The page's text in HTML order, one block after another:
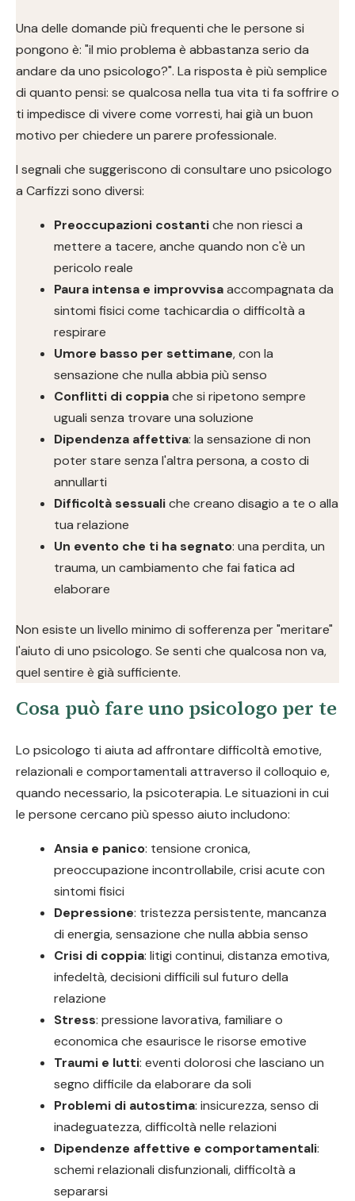
Una delle domande più frequenti che le persone si
pongono è: "il mio problema è abbastanza serio da
andare da uno psicologo?". La risposta è più semplice
di quanto pensi: se qualcosa nella tua vita ti fa soffrire o
ti impedisce di vivere come vorresti, hai già un buon
motivo per chiedere un parere professionale.
I segnali che suggeriscono di consultare uno psicologo
a Carfizzi sono diversi:
Preoccupazioni costantiche non riesci a
mettere a tacere, anche quando non c'è un
pericolo reale
Paura intensa e improvvisaaccompagnata da
sintomi fisici come tachicardia o difficoltà a
respirare
Umore basso per settimane, con la
sensazione che nulla abbia più senso
Conflitti di coppiache si ripetono sempre
uguali senza trovare una soluzione
Dipendenza affettiva: la sensazione di non
poter stare senza l'altra persona, a costo di
annullarti
Difficoltà sessualiche creano disagio a te o alla
tua relazione
Un evento che ti ha segnato: una perdita, un
trauma, un cambiamento che fai fatica ad
elaborare
Non esiste un livello minimo di sofferenza per "meritare"
l'aiuto di uno psicologo. Se senti che qualcosa non va,
quel sentire è già sufficiente.
Cosa può fare uno psicologo per te
Lo psicologo ti aiuta ad affrontare difficoltà emotive,
relazionali e comportamentali attraverso il colloquio e,
quando necessario, la psicoterapia. Le situazioni in cui
le persone cercano più spesso aiuto includono:
Ansia e panico: tensione cronica,
preoccupazione incontrollabile, crisi acute con
sintomi fisici
Depressione: tristezza persistente, mancanza
di energia, sensazione che nulla abbia senso
Crisi di coppia: litigi continui, distanza emotiva,
infedeltà, decisioni difficili sul futuro della
relazione
Stress: pressione lavorativa, familiare o
economica che esaurisce le risorse emotive
Traumi e lutti: eventi dolorosi che lasciano un
segno difficile da elaborare da soli
Problemi di autostima: insicurezza, senso di
inadeguatezza, difficoltà nelle relazioni
Dipendenze affettive e comportamentali:
schemi relazionali disfunzionali, difficoltà a
separarsi